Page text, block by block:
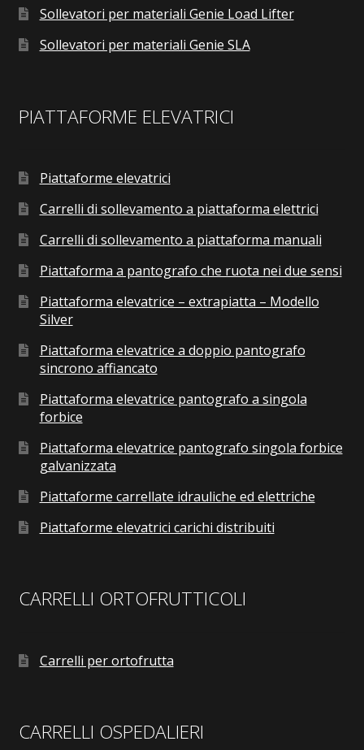
Sollevatori per materiali Genie Load Lifter
Sollevatori per materiali Genie SLA
PIATTAFORME ELEVATRICI
Piattaforme elevatrici
Carrelli di sollevamento a piattaforma elettrici
Carrelli di sollevamento a piattaforma manuali
Piattaforma a pantografo che ruota nei due sensi
Piattaforma elevatrice – extrapiatta – Modello
Silver
Piattaforma elevatrice a doppio pantografo
sincrono affiancato
Piattaforma elevatrice pantografo a singola
forbice
Piattaforma elevatrice pantografo singola forbice
galvanizzata
Piattaforme carrellate idrauliche ed elettriche
Piattaforme elevatrici carichi distribuiti
CARRELLI ORTOFRUTTICOLI
Carrelli per ortofrutta
CARRELLI OSPEDALIERI